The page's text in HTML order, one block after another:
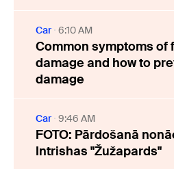
Car 6:10 AM
Common symptoms of
damage and how to
damage
Car 9:46 AM
FOTO: Pārdošanā
Intrishas "Žužapards"